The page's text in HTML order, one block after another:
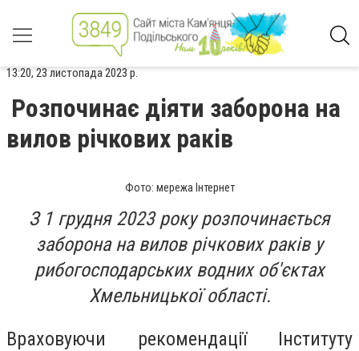
13:20, 23 листопада 2023 р.
Розпочинає діяти заборона на
вилов річкових раків
Фото: мережа Інтернет
З 1 грудня 2023 року розпочинається
заборона на вилов річкових раків у
рибогосподарських водних об'єктах
Хмельницької області.
Враховуючи рекомендації Інституту